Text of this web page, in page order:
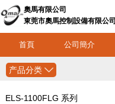
奧馬有限公司
東莞市奧馬控制設備有限公司
首頁 公司簡介
产品分类
ELS-1100FLG 系列